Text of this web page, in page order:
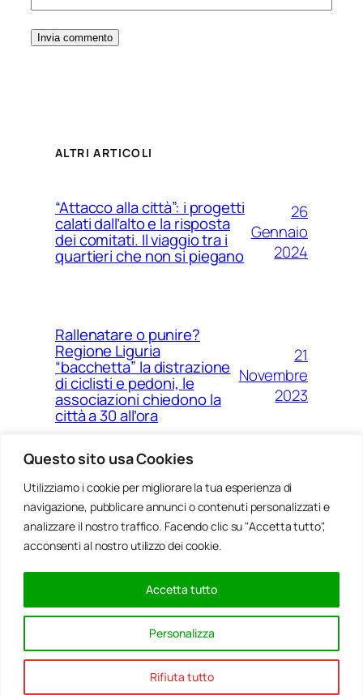
Questo sito usa Cookies
Utilizziamo i cookie per migliorare la tua esperienza di
navigazione, pubblicare annunci o contenuti personalizzati e
analizzare il nostro traffico. Facendo clic su "Accetta tutto",
acconsenti al nostro utilizzo dei cookie.
Personalizza
Rifiuta tutto
Accetta tutto
ALTRI ARTICOLI
“Attacco alla città”: i progetti
calati dall’alto e la risposta
dei comitati. Il viaggio tra i
quartieri che non si piegano
26
Gennaio
2024
Rallenatare o punire?
Regione Liguria
“bacchetta” la distrazione
di ciclisti e pedoni, le
associazioni chiedono la
città a 30 all’ora
21
Novembre
2023
Ponte Morandi e quell’anno
zero che non è mai arrivato a
Genova
Agosto
2023
Rinnovabili, al passo della
Bocchetta un parco eolico
con 5 pale da 150 metri
Gennaio